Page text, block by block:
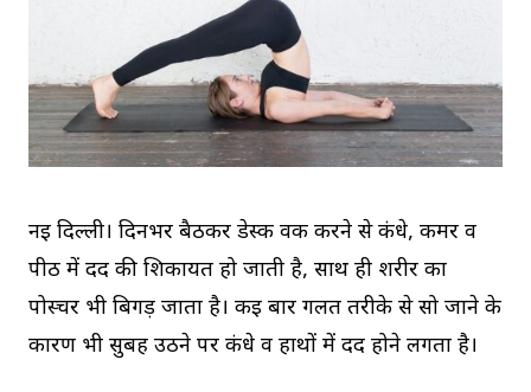
नई दिल्ली। दिनभर बैठकर डेस्क वर्क करने से कंधे, कमर व
पीठ में दर्द की शिकायत हो जाती है, साथ ही शरीर का
पोस्चर भी बिगड़ जाता है। कई बार गलत तरीके से सो जाने के
कारण भी सुबह उठने पर कंधे व हाथों में दर्द होने लगता है।